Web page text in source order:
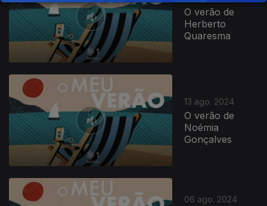
O verão de
Herberto
Quaresma
13 ago. 2024
O verão de
Noémia
Gonçalves
06 ago. 2024
786642